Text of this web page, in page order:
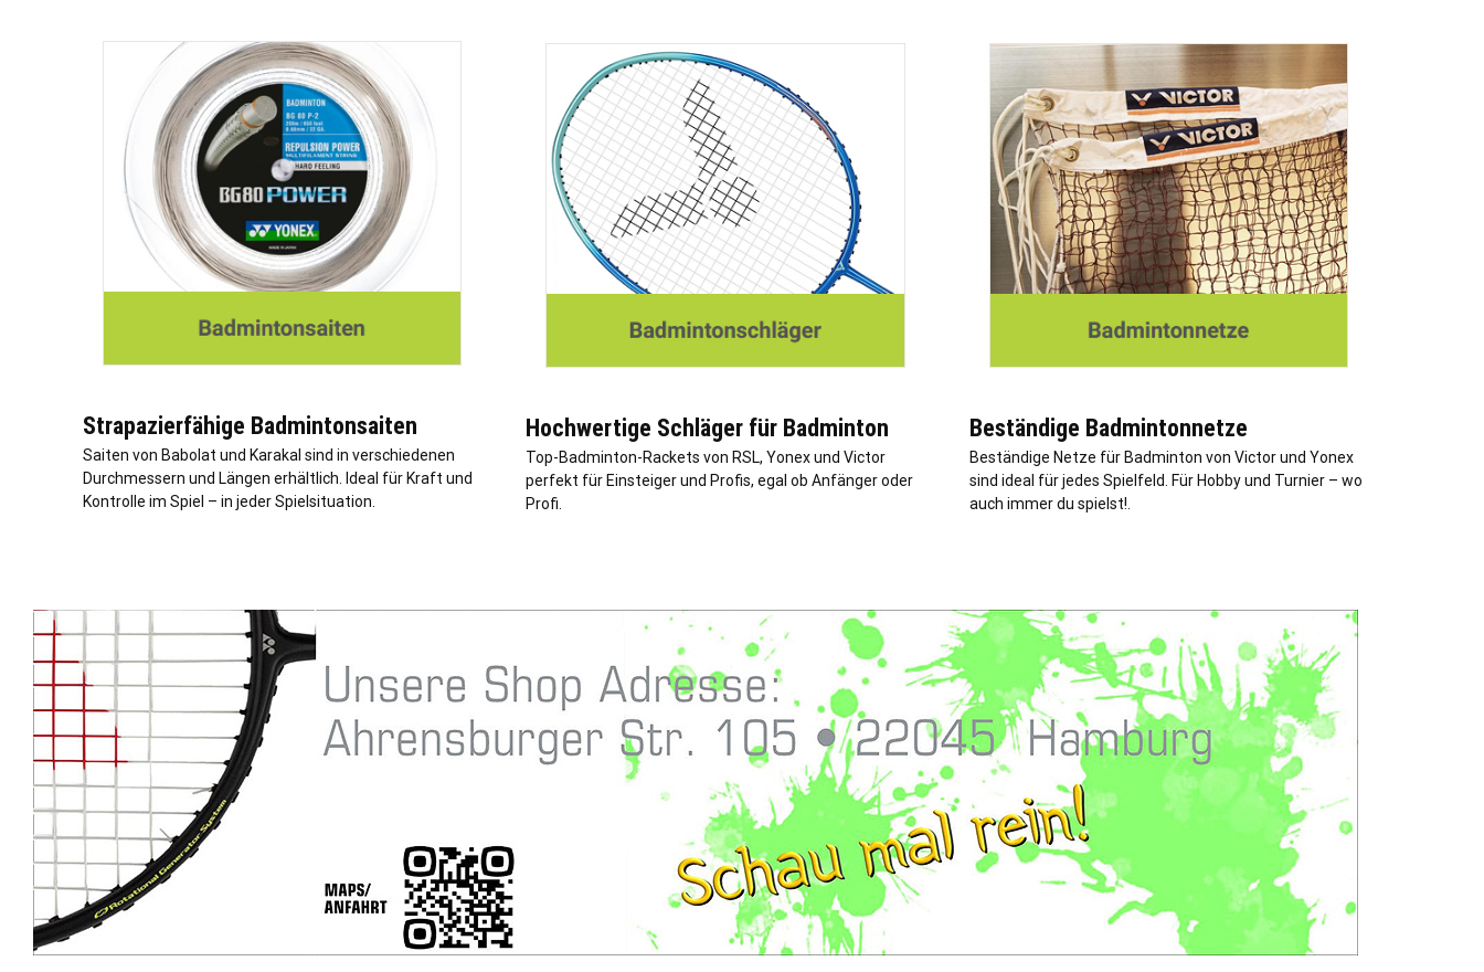
Strapazierfähige Badmintonsaiten
Saiten von Babolat und Karakal sind in verschiedenen
Durchmessern und Längen erhältlich. Ideal für Kraft und
Kontrolle im Spiel – in jeder Spielsituation.
Hochwertige Schläger für Badminton
Top-Badminton-Rackets von RSL, Yonex und Victor
perfekt für Einsteiger und Profis, egal ob Anfänger oder
Profi.
Beständige Badmintonnetze
Beständige Netze für Badminton von Victor und Yonex
sind ideal für jedes Spielfeld. Für Hobby und Turnier – wo
auch immer du spielst!.